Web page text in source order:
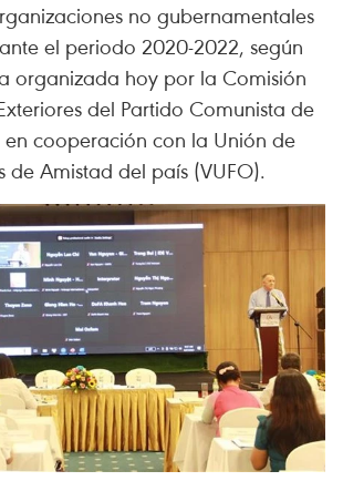
no gubernamentales
el periodo 2020-2022, según
organizada hoy por la Comisión
del Partido Comunista de
en cooperación con la Unión de
de Amistad del país (VUFO).